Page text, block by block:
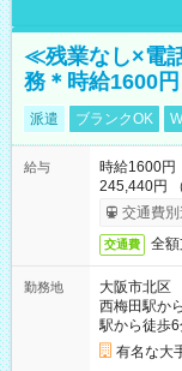
≪残業なし×電
務＊時給1600円
派遣 ブランクOK
給与
時給1600
245,440円
交通費別
交通費 全
勤務地
大阪市北区
西梅田駅か
駅から徒歩
有名な大